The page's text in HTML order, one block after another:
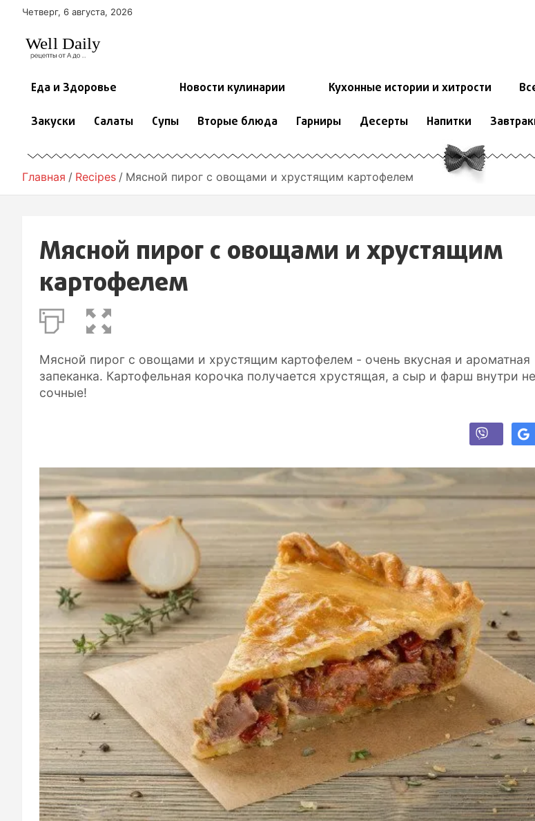
Четверг, 6 августа, 2026
Еда и Здоровье Новости кулинарии Кухонные истории и хитрости
Закуски Салаты Супы Вторые блюда Гарниры Десерты Напитки
Главная Recipes Мясной пирог с овощами и хрустящим картофелем
Мясной пирог с овощами и хрустящим
картофелем
Мясной пирог с овощами и хрустящим картофелем - очень вкусная и ароматная
запеканка. Картофельная корочка получается хрустящая, а сыр и фарш внутри
сочные!